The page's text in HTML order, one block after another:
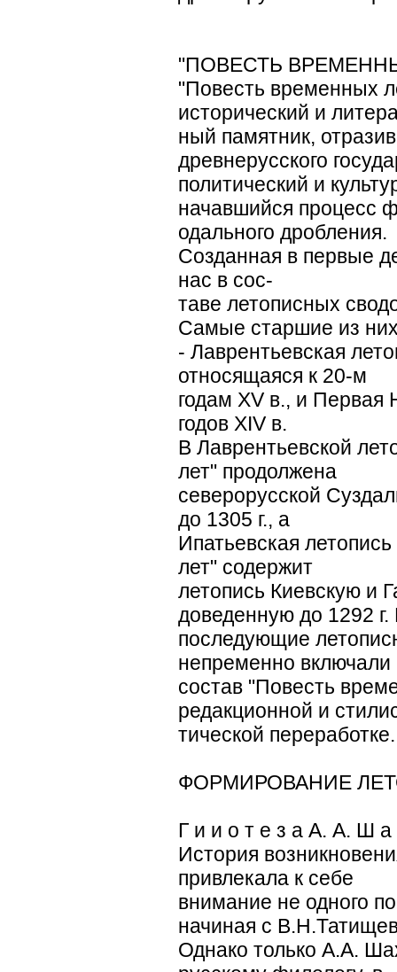
"ПОВЕСТЬ
"Повесть временных
исторический и
ный памятник,
древнерусского
политический и
начавшийся процесс
одального дробления.
Созданная в первые
нас в сос-
таве летописных
Самые старшие из
- Лаврентьевская
относящаяся к 20-м
годам ХV в., и Первая
годов ХIV в.
В Лаврентьевской
лет" продолжена
северорусской
до 1305 г., а
Ипатьевская
лет" содержит
летопись Киевскую и
доведенную до 1292 г.
последующие
непременно включали
состав "Повесть
редакционной и
тической переработке.
ФОРМИРОВАНИЕ
Г и и о т е з а А. А. Ш а
История
привлекала к себе
внимание не одного
начиная с
Однако только А.А.